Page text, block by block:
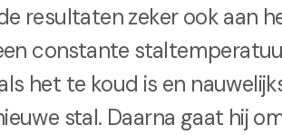
resultaten zeker ook aan
constante
het te koud is en
stal. Daarna gaat hij